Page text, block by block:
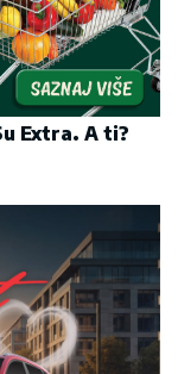
Extra. A ti?